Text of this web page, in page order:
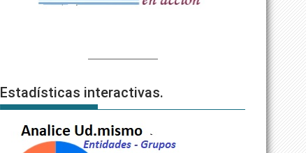
Estadísticas interactivas.